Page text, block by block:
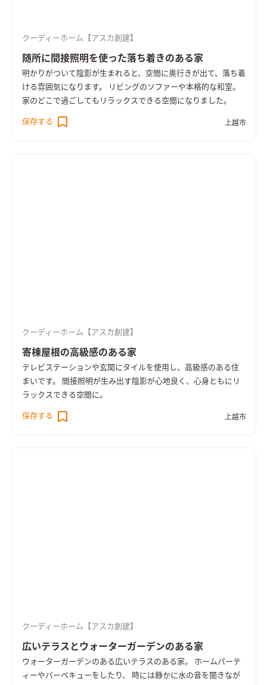
クーディーホーム【アスカ創建】
随所に間接照明を使った落ち着きのある家
明かりがついて陰影が生まれると、空間に奥行きが出て、落ち着
ける雰囲気になります。 リビングのソファーや本格的な和室。
家のどこで過ごしてもリラックスできる空間になりました。
保存する 上越市
クーディーホーム【アスカ創建】
寄棟屋根の高級感のある家
テレビステーションや玄関にタイルを使用し、高級感のある住
まいです。 間接照明が生み出す陰影が心地良く、心身ともにリ
ラックスできる空間に。
保存する 上越市
クーディーホーム【アスカ創建】
広いテラスとウォーターガーデンのある家
ウォーターガーデンのある広いテラスのある家。 ホームパーテ
ィーやバーベキューをしたり、 時には静かに水の音を聞きなが